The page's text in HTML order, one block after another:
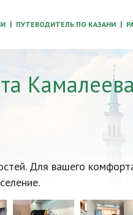
ПУТЕВОДИТЕЛЬ ПО КАЗАНИ
Для вашего